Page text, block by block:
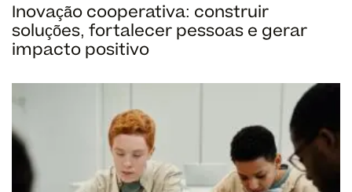
Inovação cooperativa: construir
soluções, fortalecer pessoas e gerar
impacto positivo